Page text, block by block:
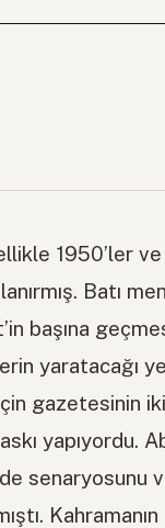
1950’ler
Batı
başına
yaratacağı
gazetesinin
yapıyordu.
senaryosunu